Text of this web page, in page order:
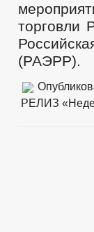
торговли
(РАЭРР).
РЕЛИЗ